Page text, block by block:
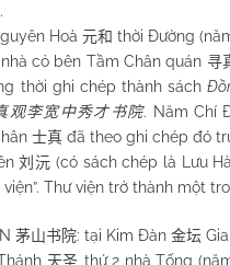
.
Hoà元和 thời Đường
cỏ bên Tầm Chân quán 寻
thời ghi chép thành sách
观李宽中秀才书院. Năm Chí
士真 đã theo ghi chép đó
刘沅 (có sách chép là Lưu
Thư viện trở thành một
茅山书院: tại Kim Đàn 金坛
天圣 thứ 2 nhà Tống